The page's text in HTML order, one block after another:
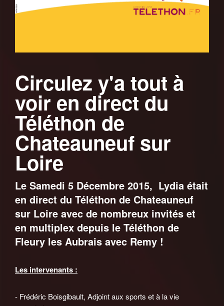
Circulez y'a tout à
voir en direct du
Téléthon de
Chateauneuf sur
Loire
Le Samedi 5 Décembre 2015, Lydia était
en direct du Téléthon de Chateauneuf
sur Loire avec de nombreux invités et
en multiplex depuis le Téléthon de
Fleury les Aubrais avec Remy !
Les intervenants :
- Frédéric Boisgibault, Adjoint aux sports et à la vie